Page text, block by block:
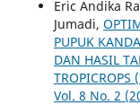
Eric Andika
Jumadi,
PUPUK
DAN HASIL
Vol. 8 No. 2